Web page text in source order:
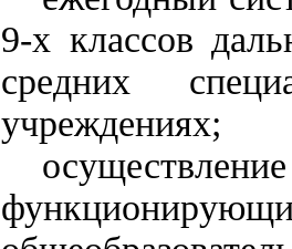
9-х классов
средних
учреждениях;